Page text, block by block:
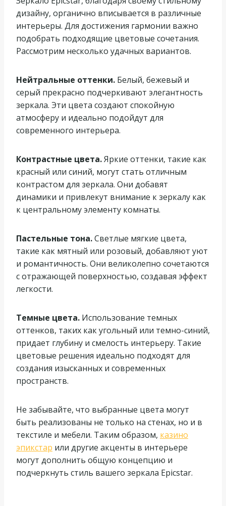
дизайну, органично вписывается в различные
интерьеры. Для достижения гармонии важно
подобрать подходящие цветовые сочетания.
Рассмотрим несколько удачных вариантов.
Нейтральные оттенки. Белый, бежевый и
серый прекрасно подчеркивают элегантность
зеркала. Эти цвета создают спокойную
атмосферу и идеально подойдут для
современного интерьера.
Контрастные цвета.Яркие оттенки, такие как
красный или синий, могут стать отличным
контрастом для зеркала. Они добавят
динамики и привлекут внимание к зеркалу как
к центральному элементу комнаты.
Пастельные тона.Светлые мягкие цвета,
такие как мятный или розовый, добавляют уют
и романтичность. Они великолепно сочетаются
с отражающей поверхностью, создавая эффект
легкости.
Темные цвета. Использование темных
оттенков, таких как угольный или темно-синий,
придает глубину и смелость интерьеру. Такие
цветовые решения идеально подходят для
создания изысканных и современных
пространств.
Не забывайте, что выбранные цвета могут
быть реализованы не только на стенах, но и в
текстиле и мебели. Таким образом, казино
эпикстар или другие акценты в интерьере
могут дополнить общую концепцию и
подчеркнуть стиль вашего зеркала Epicstar.